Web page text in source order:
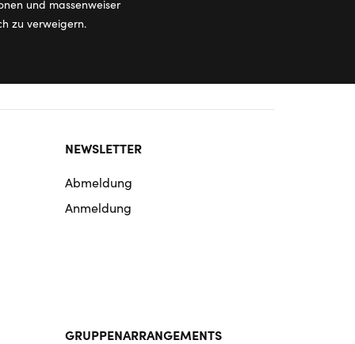
und massenweiser
zu verweigern.
NEWSLETTER
Abmeldung
Anmeldung
GRUPPENARRANGEMENTS